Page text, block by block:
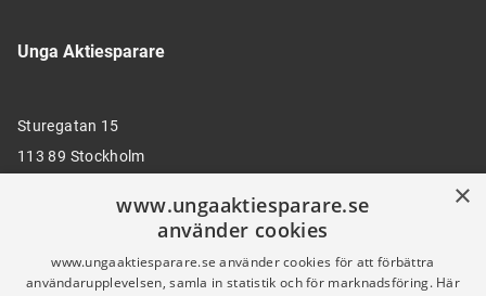
Unga Aktiesparare
Sturegatan 15
113 89 Stockholm
×
www.ungaaktiesparare.se
använder cookies
www.ungaaktiesparare.se använder cookies för att förbättra
användarupplevelsen, samla in statistik och för marknadsföring. Här